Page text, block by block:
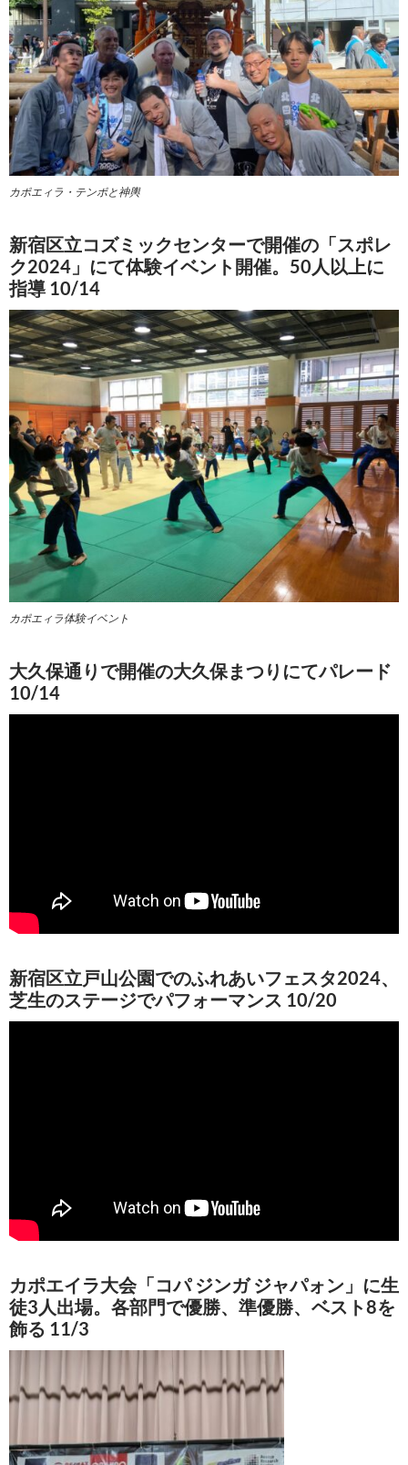
カポエィラ・テンポと神輿
新宿区立コズミックセンターで開催の「スポレ
ク2024」にて体験イベント開催。50人以上に
指導 10/14
カポエィラ体験イベント
大久保通りで開催の大久保まつりにてパレード
10/14
新宿区立戸山公園でのふれあいフェスタ2024、
芝生のステージでパフォーマンス 10/20
カポエイラ大会「コパ ジンガ ジャパォン」に生
徒3人出場。各部門で優勝、準優勝、ベスト8を
飾る 11/3